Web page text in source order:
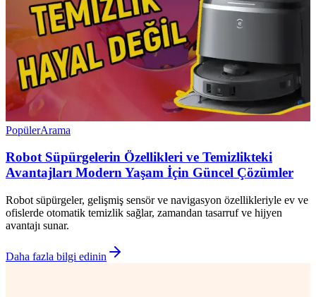
PopülerArama
Robot Süpürgelerin Özellikleri ve Temizlikteki
Avantajları Modern Yaşam İçin Güncel Çözümler
Robot süpürgeler, gelişmiş sensör ve navigasyon özellikleriyle ev ve
ofislerde otomatik temizlik sağlar, zamandan tasarruf ve hijyen
avantajı sunar.
Daha fazla bilgi edinin